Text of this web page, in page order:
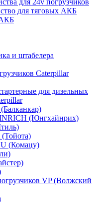
для 24v погрузчиков
для тяговых АКБ
АКБ
и штабелера
Caterpillar
для дизельных
(Юнгхайнрих)
(Комацу)
VP (Волжский